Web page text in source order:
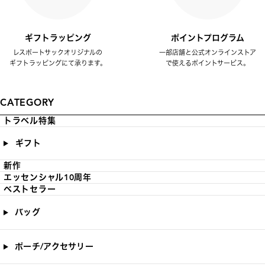
ギフトラッピング
レスポートサックオリジナルの
ギフトラッピングにて承ります。
ポイントプログラム
一部店舗と公式オンラインストア
で使えるポイントサービス。
CATEGORY
トラベル特集
ギフト
新作
エッセンシャル10周年
ベストセラー
バッグ
ポーチ/アクセサリー